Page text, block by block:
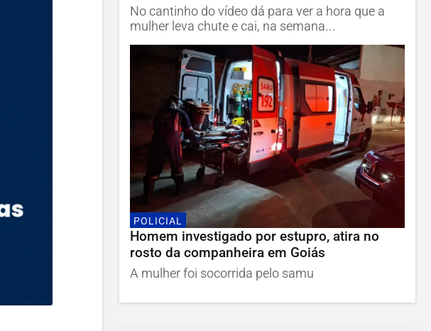
No cantinho do vídeo dá para ver a hora que a
mulher leva chute e cai, na semana...
POLICIAL
Homem investigado por estupro, atira no
rosto da companheira em Goiás
A mulher foi socorrida pelo samu